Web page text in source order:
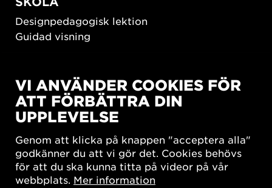
Designpedagogisk lektion
Guidad visning
New European Bauhaus
SUSTAINORDIC
Share Future Living
What Matter_s
VI ANVÄNDER COOKIES FÖR
ATT FÖRBÄTTRA DIN
UPPLEVELSE
Genom att klicka på knappen "acceptera alla"
godkänner du att vi gör det. Cookies behövs
för att du ska kunna titta på videor på vår
webbplats. Mer information